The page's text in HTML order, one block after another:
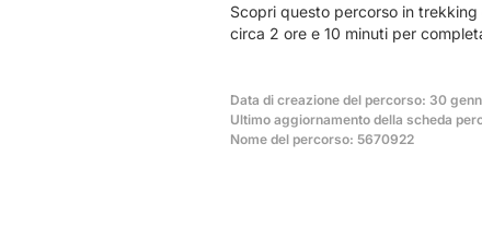
Scopri questo percorso in
circa 2 ore e 10 minuti per
Data di creazione del percorso: 30
Ultimo aggiornamento della scheda
Nome del percorso: 5670922